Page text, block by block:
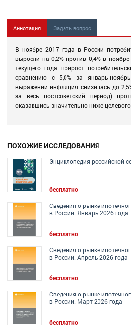
Аннотация Задать вопрос
В ноябре 2017 года в России
выросли на 0,2% против 0,4% в
текущего года прирост
сравнению с 5,0% за январь-
выражении инфляция снизилась до
за весь постсоветский период)
оказавшись значительно ниже
ПОХОЖИЕ ИССЛЕДОВАНИЯ
Энциклопедия российской
бесплатно
Сведения о рынке
в России. Январь 2026 года
бесплатно
Сведения о рынке
в России. Апрель 2026 года
бесплатно
Сведения о рынке
в России. Март 2026 года
бесплатно